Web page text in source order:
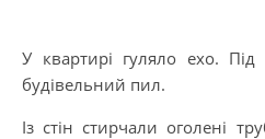
У квартирі гуляло ехо.
будівельний пил.
Із стін стирчали оголені